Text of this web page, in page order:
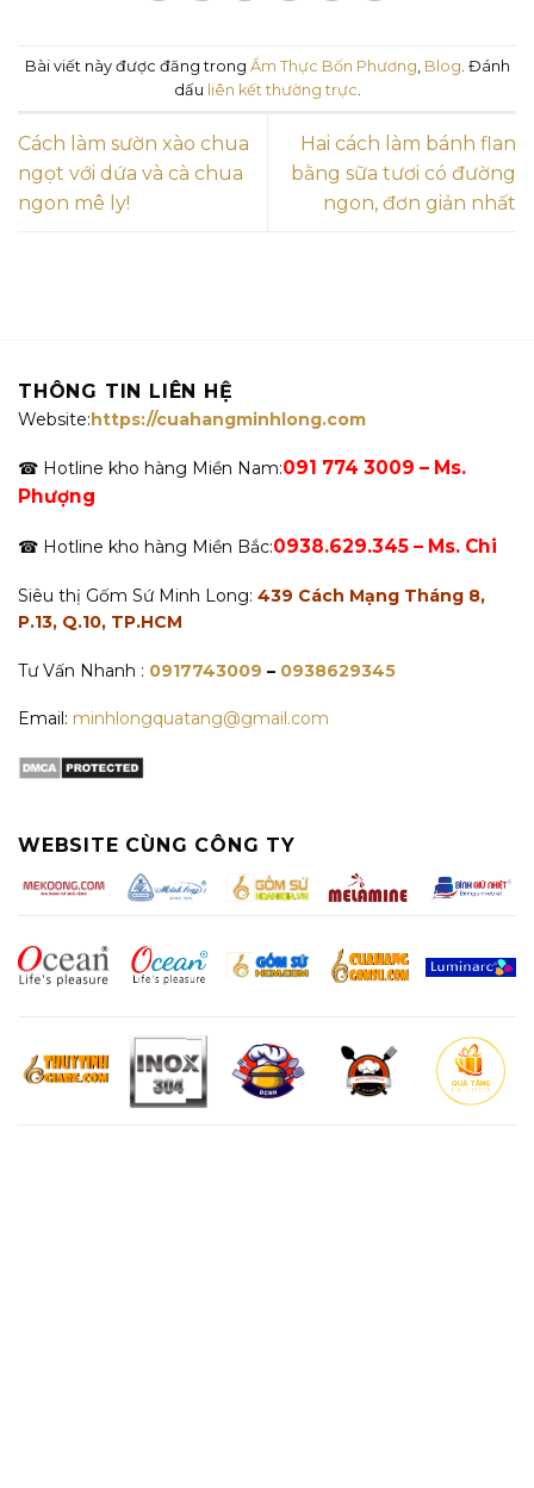
Bài viết này được đăng trong Ẩm Thực Bốn Phương Blog . Đánh
dấu liên kết thường trực
Cách làm sườn xào chua
ngọt với dứa và cà chua
ngon mê ly!
Hai cách làm bánh flan
bằng sữa tươi có đường
ngon, đơn giản nhất
THÔNG TIN LIÊN HỆ
Website:https://cuahangminhlong.com
☎ Hotline kho hàng Miền Nam:091 774 3009 – Ms.
Phượng
☎ Hotline kho hàng Miền Bắc:0938.629.345 – Ms. Chi
Siêu thị Gốm Sứ Minh Long: 439 Cách Mạng Tháng 8,
P.13, Q.10, TP.HCM
Tư Vấn Nhanh : 0917743009 – 0938629345
Email: minhlongquatang@gmail.com
WEBSITE CÙNG CÔNG TY